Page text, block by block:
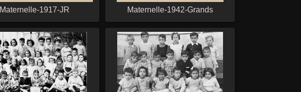
Maternelle-1917-JR Maternelle-1942-Grands